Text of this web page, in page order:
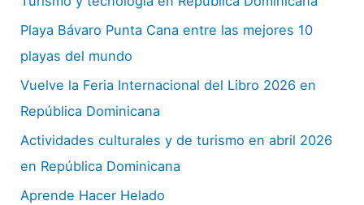
Playa Bávaro Punta Cana entre las mejores 10
playas del mundo
Vuelve la Feria Internacional del Libro 2026 en
República Dominicana
Actividades culturales y de turismo en abril 2026
en República Dominicana
Aprende Hacer Helado